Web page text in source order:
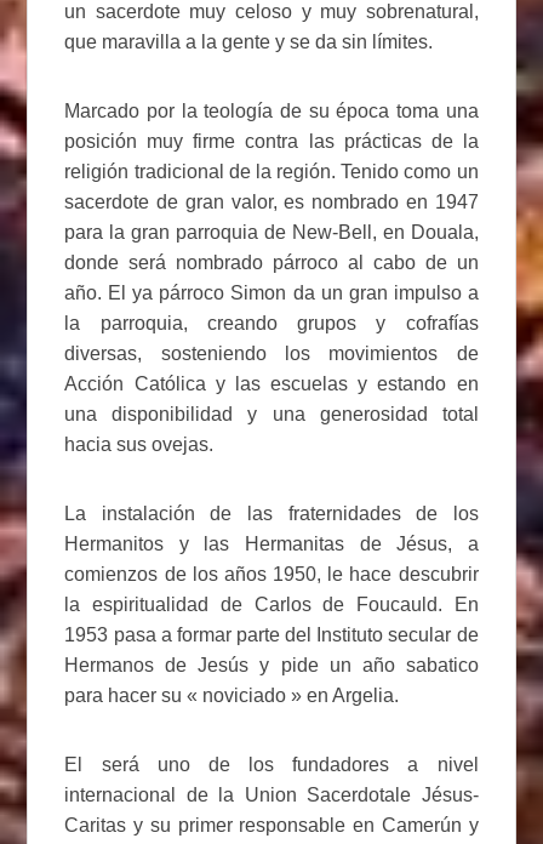
un sacerdote muy celoso y muy sobrenatural,
que maravilla a la gente y se da sin límites.
Marcado por la teología de su época toma una
posición muy firme contra las prácticas de la
religión tradicional de la región. Tenido como un
sacerdote de gran valor, es nombrado en 1947
para la gran parroquia de New-Bell, en Douala,
donde será nombrado párroco al cabo de un
año. El ya párroco Simon da un gran impulso a
la parroquia, creando grupos y cofrafías
diversas, sosteniendo los movimientos de
Acción Católica y las escuelas y estando en
una disponibilidad y una generosidad total
hacia sus ovejas.
La instalación de las fraternidades de los
Hermanitos y las Hermanitas de Jésus, a
comienzos de los años 1950, le hace descubrir
la espiritualidad de Carlos de Foucauld. En
1953 pasa a formar parte del Instituto secular de
Hermanos de Jesús y pide un año sabatico
para hacer su « noviciado » en Argelia.
El será uno de los fundadores a nivel
internacional de la Union Sacerdotale Jésus-
Caritas y su primer responsable en Camerún y